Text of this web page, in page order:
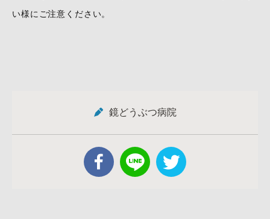
い様にご注意ください。
鏡どうぶつ病院